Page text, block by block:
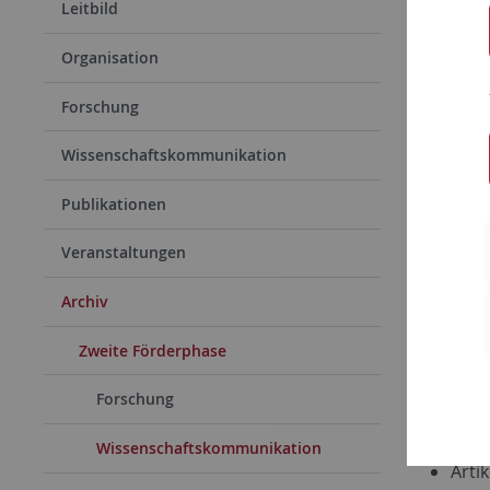
Leitbild
Organisation
Forschung
Wissenschaftskommunikation
Publikationen
Veranstaltungen
Archiv
Zweite Förderphase
Forschung
Wissenschaftskommunikation